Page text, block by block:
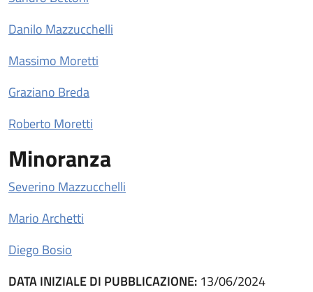
Danilo Mazzucchelli
Massimo Moretti
Graziano Breda
Roberto Moretti
Minoranza
Severino Mazzucchelli
Mario Archetti
Diego Bosio
DATA INIZIALE DI PUBBLICAZIONE: 13/06/2024